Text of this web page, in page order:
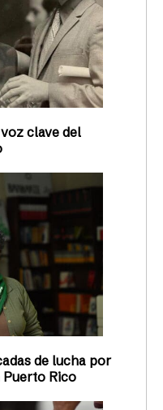
clave del
de lucha por
Rico